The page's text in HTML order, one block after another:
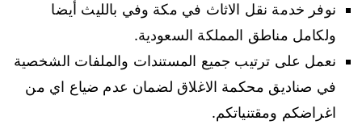
نوفر خدمة نقل الاثاث في مكة وفي بالليث أيضا
ولكامل مناطق المملكة السعودية.
نعمل على ترتيب جميع المستندات والملفات الشخصية
في صناديق محكمة الاغلاق لضمان عدم ضياع اي من
اغراضكم ومقتنياتكم.